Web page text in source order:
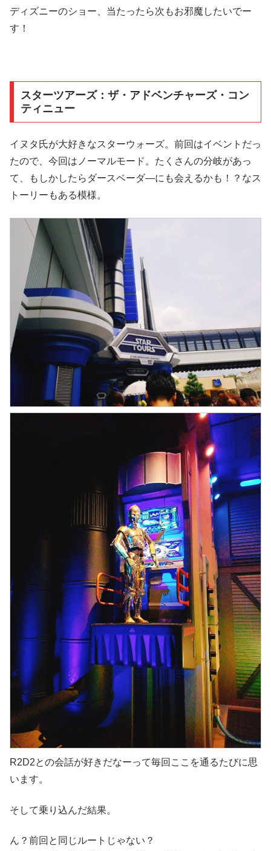
ディズニーのショー、当たったら次もお邪魔したいでー
す！
スターツアーズ：ザ・アドベンチャーズ・コン
ティニュー
イヌタ氏が大好きなスターウォーズ。前回はイベントだっ
たので、今回はノーマルモード。たくさんの分岐があっ
て、もしかしたらダースベーダ―にも会えるかも！？なス
トーリーもある模様。
R2D2との会話が好きだなーって毎回ここを通るたびに思
います。
そして乗り込んだ結果。
ん？前回と同じルートじゃない？